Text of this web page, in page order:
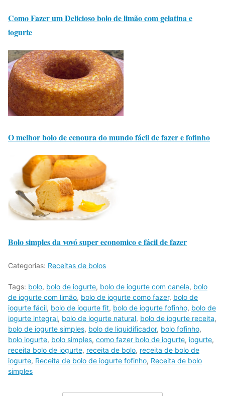
Como Fazer um Delicioso bolo de limão com gelatina e
iogurte
O melhor bolo de cenoura do mundo fácil de fazer e fofinho
Bolo simples da vovó super economico e fácil de fazer
Categorias: Receitas de bolos
Tags: bolo, bolo de iogurte, bolo de iogurte com canela, bolo
de iogurte com limão, bolo de iogurte como fazer, bolo de
iogurte fácil, bolo de iogurte fit, bolo de iogurte fofinho, bolo de
iogurte integral, bolo de iogurte natural, bolo de iogurte receita,
bolo de iogurte simples, bolo de liquidificador, bolo fofinho,
bolo iogurte, bolo simples, como fazer bolo de iogurte, iogurte,
receita bolo de iogurte, receita de bolo, receita de bolo de
iogurte, Receita de bolo de iogurte fofinho, Receita de bolo
simples